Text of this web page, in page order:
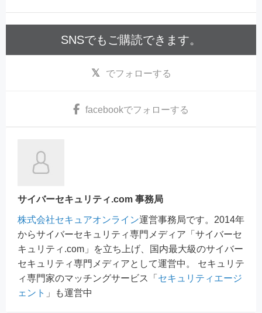
SNSでもご購読できます。
でフォローする
facebookでフォローする
サイバーセキュリティ.com 事務局
株式会社セキュアオンライン運営事務局です。2014年
からサイバーセキュリティ専門メディア「サイバーセ
キュリティ.com」を立ち上げ、国内最大級のサイバー
セキュリティ専門メディアとして運営中。 セキュリテ
ィ専門家のマッチングサービス「 セキュリティエージ
ェント 」も運営中